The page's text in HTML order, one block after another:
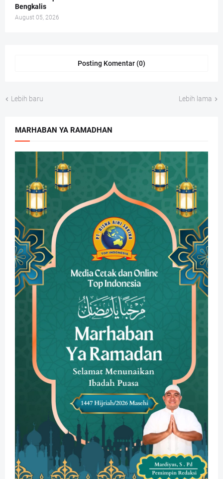
Bengkalis
August 05, 2026
Posting Komentar (0)
Lebih baru Lebih lama
MARHABAN YA RAMADHAN